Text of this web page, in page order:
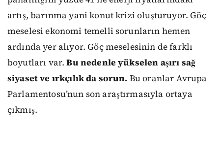
artış, barınma yani konut krizi oluşturuyor. Göç
meselesi ekonomi temelli sorunların hemen
ardında yer alıyor. Göç meselesinin de farklı
boyutları var.Bu nedenle yükselen aşırı sağ
siyaset ve ırkçılık da sorun. Bu oranlar Avrupa
Parlamentosu’nun son araştırmasıyla ortaya
çıkmış.